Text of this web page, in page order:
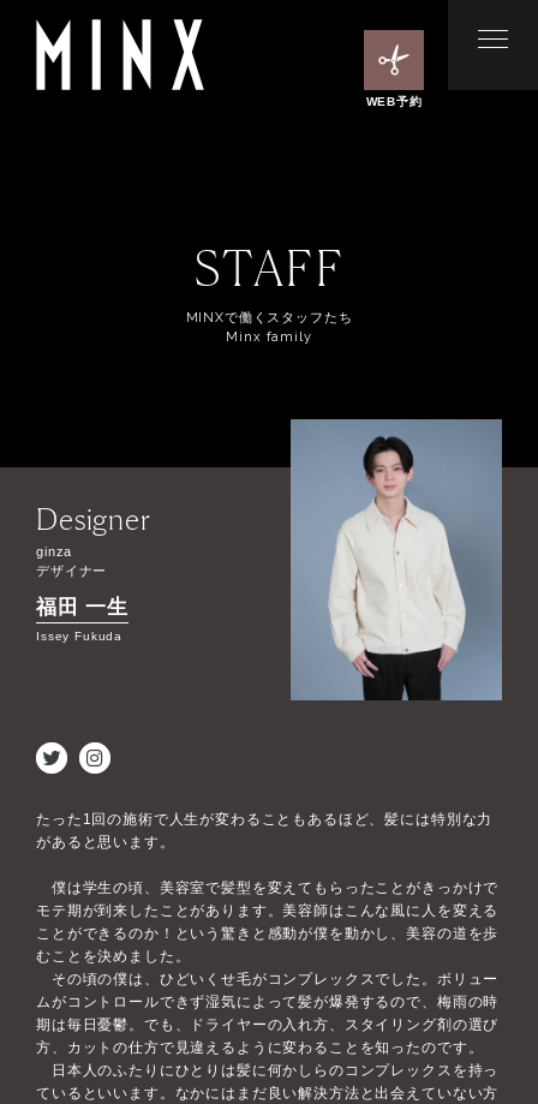
WEB予約
STAFF
MINXで働くスタッフたち
Minx family
Designer
ginza
デザイナー
福田 一生
Issey Fukuda
たった1回の施術で人生が変わることもあるほど、髪には特別な力
があると思います。
僕は学生の頃、美容室で髪型を変えてもらったことがきっかけで
モテ期が到来したことがあります。美容師はこんな風に人を変える
ことができるのか！という驚きと感動が僕を動かし、美容の道を歩
むことを決めました。
その頃の僕は、ひどいくせ毛がコンプレックスでした。ボリュー
ムがコントロールできず湿気によって髪が爆発するので、梅雨の時
期は毎日憂鬱。でも、ドライヤーの入れ方、スタイリング剤の選び
方、カットの仕方で見違えるように変わることを知ったのです。
日本人のふたりにひとりは髪に何かしらのコンプレックスを持っ
ているといいます。なかにはまだ良い解決方法と出会えていない方